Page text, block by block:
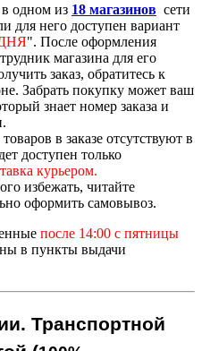
одном из 18 магазинов сети
для него доступен вариант
". После оформления
магазина для его
заказ, обратитесь к
Забрать покупку может ваш
знает номер заказа и
в заказе отсутствуют в
доступен только
курьером.
избежать, читайте
оформить самовывоз.
после 14:00 с пятницы
в пункты выдачи
Транспортной